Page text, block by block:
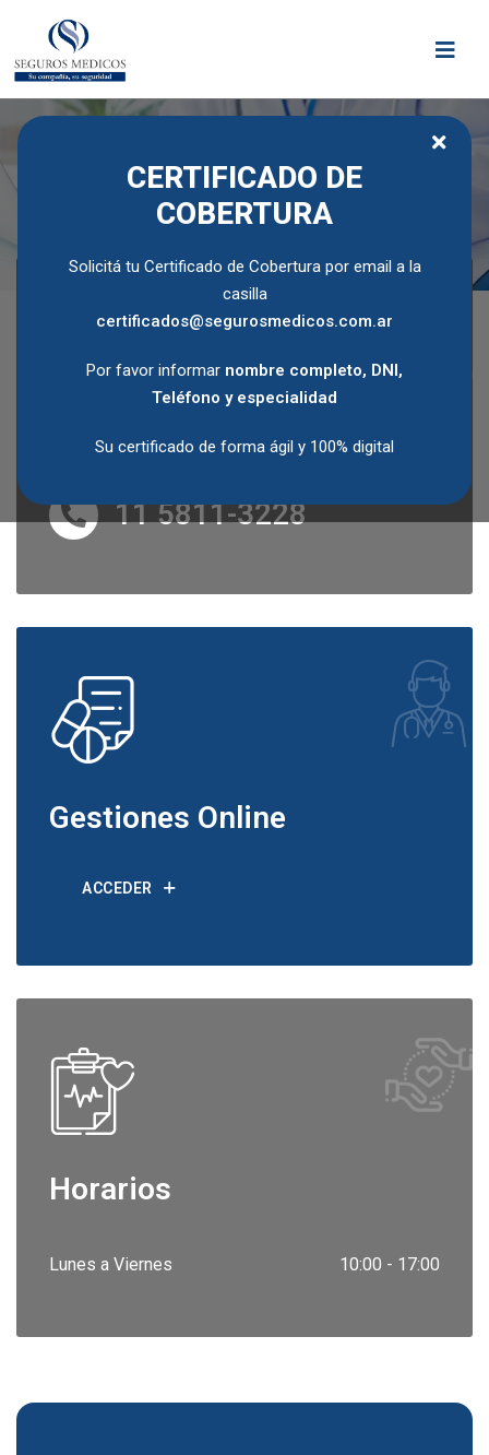
Llamanos
11 5811-3228
Gestiones Online
ACCEDER
Horarios
Lunes a Viernes 10:00 - 17:00
CERTIFICADO DE
COBERTURA
Solicitá tu Certificado de Cobertura por email a la
casilla
certificados@segurosmedicos.com.ar
Por favor informar nombre completo, DNI,
Teléfono y especialidad
Su certificado de forma ágil y 100% digital